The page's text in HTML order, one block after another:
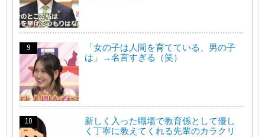
「女の子は人間を育てている、男の子
は」→名言すぎる（笑）
新しく入った職場で教育係として優し
く丁寧に教えてくれる先輩のカラクリ